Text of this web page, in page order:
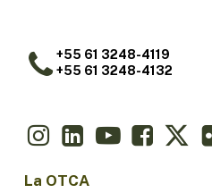
+55 61 3248-4119
+55 61 3248-4132
La OTCA